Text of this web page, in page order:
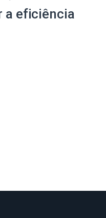
a eficiência